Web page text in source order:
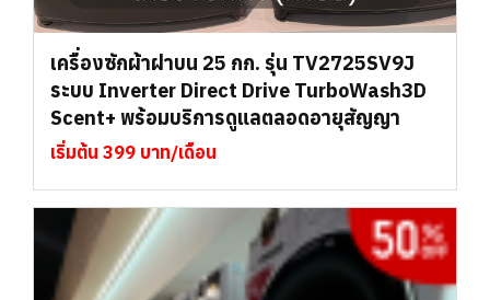
เครื่องซักผ้าฝาบน 25 กก. รุ่น TV2725SV9J
ระบบ Inverter Direct Drive TurboWash3D
Scent+ พร้อมบริการดูแลตลอดอายุสัญญา
เริ่มต้น 399 บาท/เดือน